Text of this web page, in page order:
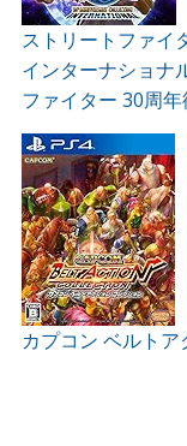
ストリートファイ
インターナショナ
ファイター 30周
カプコン ベルト